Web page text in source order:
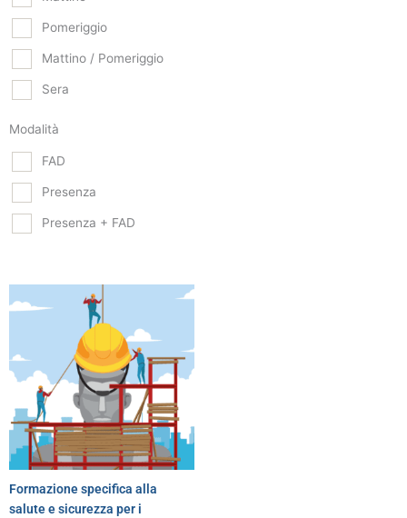
Pomeriggio
Mattino / Pomeriggio
Sera
Modalità
FAD
Presenza
Presenza + FAD
Formazione specifica alla
salute e sicurezza per i